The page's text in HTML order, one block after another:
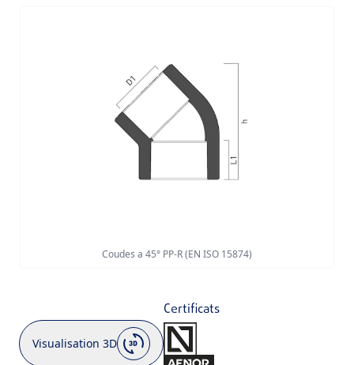
Coudes a 45° PP-R (EN ISO 15874)
Visualisation 3D
Certificats